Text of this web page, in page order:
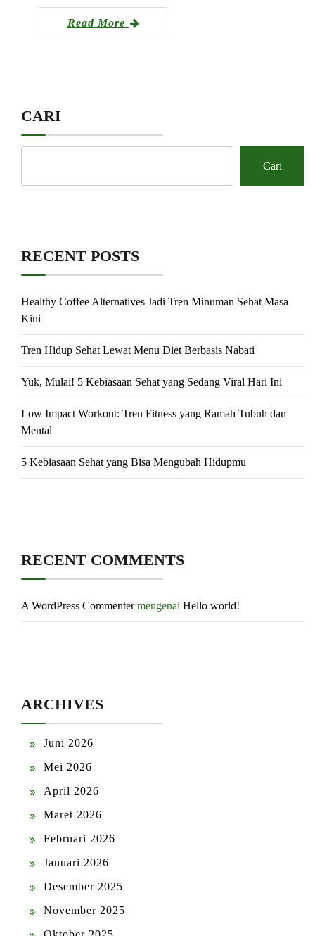
Read More
CARI
Cari
RECENT POSTS
Healthy Coffee Alternatives Jadi Tren Minuman Sehat Masa
Kini
Tren Hidup Sehat Lewat Menu Diet Berbasis Nabati
Yuk, Mulai! 5 Kebiasaan Sehat yang Sedang Viral Hari Ini
Low Impact Workout: Tren Fitness yang Ramah Tubuh dan
Mental
5 Kebiasaan Sehat yang Bisa Mengubah Hidupmu
RECENT COMMENTS
A WordPress Commentermengenai Hello world!
ARCHIVES
Juni 2026
Mei 2026
April 2026
Maret 2026
Februari 2026
Januari 2026
Desember 2025
November 2025